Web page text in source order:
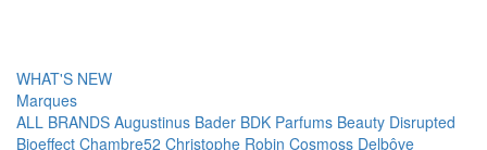
WHAT'S NEW
Marques
ALL BRANDS Augustinus Bader BDK Parfums Beauty Disrupted
Bioeffect Chambre52 Christophe Robin Cosmoss Delbôve